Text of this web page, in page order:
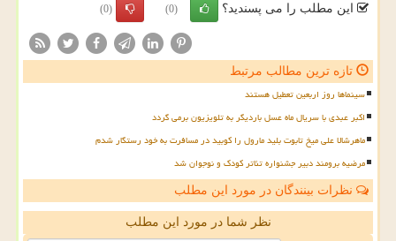
این مطلب را می پسندید؟ (0)
(0)
تازه ترین مطالب مرتبط
سینماها روز اربعین تعطیل هستند
اکبر عبدی با سریال ماه عسل باردیگر به تلویزیون برمی گردد
ماهرشالا علی میخ تابوت بلید مارول را کوبید در مسافرت به خود رستگار شدم
مرضیه برومند دبیر جشنواره تئاتر کودک و نوجوان شد
نظرات بینندگان در مورد این مطلب
نظر شما در مورد این مطلب